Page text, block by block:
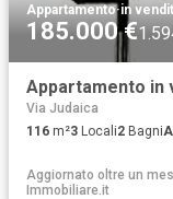
Appartamento·in
185.000 €
Appartamento in
Via Judaica
116 m²3 Locali2 Bagni
Aggiornato oltre un
Immobiliare.it